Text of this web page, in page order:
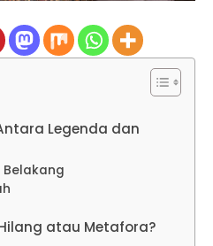
Legenda dan
atau Metafora?